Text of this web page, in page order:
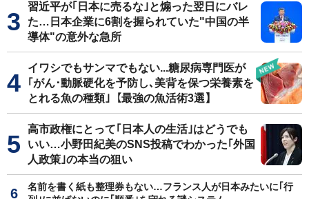
習近平が｢日本に売るな｣と煽った翌日にバレ
た…日本企業に6割を握られていた"中国の半
導体"の意外な急所
イワシでもサンマでもない...糖尿病専門医が
｢がん･動脈硬化を予防し､美背を保つ栄養素を
とれる魚の種類｣【最強の魚活術3選】
高市政権にとって｢日本人の生活｣はどうでも
いい…小野田紀美のSNS投稿でわかった｢外国
人政策｣の本当の狙い
名前を書く紙も整理券もない…フランス人が日本みたいに｢行